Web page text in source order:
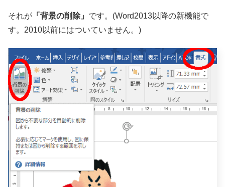
それが 「背景の削除」 です。(Word2013以降の新機能で
す。2010以前にはついていません。)